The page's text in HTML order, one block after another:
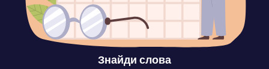
Знайди слова